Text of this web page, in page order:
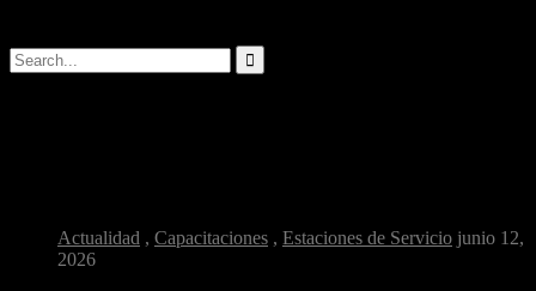
Actualidad , Capacitaciones , Estaciones de Servicio junio 12,
2026